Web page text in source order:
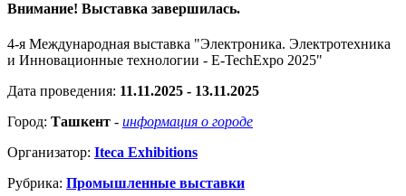
Внимание! Выставка завершилась.
4-я Международная выставка "Электроника. Электротехника
и Инновационные технологии - E-TechExpo 2025"
Дата проведения: 11.11.2025 - 13.11.2025
Город: Ташкент - информация о городе
Организатор: Iteca Exhibitions
Рубрика: Промышленные выставки